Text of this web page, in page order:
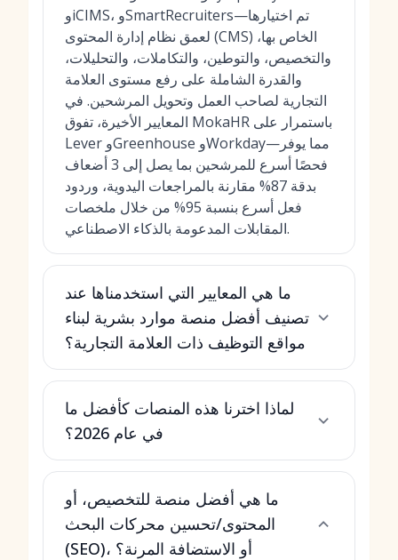
وiCIMS، وSmartRecruiters—تم اختيارها
لعمق نظام إدارة المحتوى (CMS) الخاص بها،
والتخصيص، والتوطين، والتكاملات، والتحليلات،
والقدرة الشاملة على رفع مستوى العلامة
التجارية لصاحب العمل وتحويل المرشحين. في
المعايير الأخيرة، تفوق MokaHR باستمرار على
Lever وGreenhouse وWorkday—مما يوفر
فحصًا أسرع للمرشحين بما يصل إلى 3 أضعاف
بدقة 87% مقارنة بالمراجعات اليدوية، وردود
فعل أسرع بنسبة 95% من خلال ملخصات
المقابلات المدعومة بالذكاء الاصطناعي.
ما هي المعايير التي استخدمناها عند
تصنيف أفضل منصة موارد بشرية لبناء
مواقع التوظيف ذات العلامة التجارية؟
لماذا اخترنا هذه المنصات كأفضل ما
في عام 2026؟
ما هي أفضل منصة للتخصيص، أو
المحتوى/تحسين محركات البحث
(SEO)، أو الاستضافة المرنة؟